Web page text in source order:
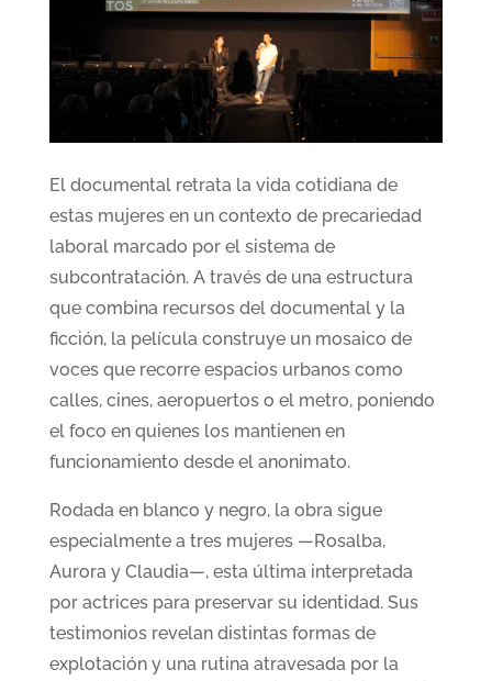
El documental retrata la vida cotidiana de
estas mujeres en un contexto de precariedad
laboral marcado por el sistema de
subcontratación. A través de una estructura
que combina recursos del documental y la
ficción, la película construye un mosaico de
voces que recorre espacios urbanos como
calles, cines, aeropuertos o el metro, poniendo
el foco en quienes los mantienen en
funcionamiento desde el anonimato.
Rodada en blanco y negro, la obra sigue
especialmente a tres mujeres —Rosalba,
Aurora y Claudia—, esta última interpretada
por actrices para preservar su identidad. Sus
testimonios revelan distintas formas de
explotación y una rutina atravesada por la